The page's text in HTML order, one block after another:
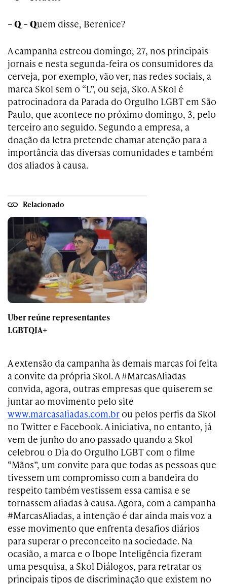
–Q –Quem disse, Berenice?
A campanha estreou domingo, 27, nos principais
jornais e nesta segunda-feira os consumidores da
cerveja, por exemplo, vão ver, nas redes sociais, a
marca Skol sem o “L”, ou seja, Sko. A Skol é
patrocinadora da Parada do Orgulho LGBT em São
Paulo, que acontece no próximo domingo, 3, pelo
terceiro ano seguido. Segundo a empresa, a
doação da letra pretende chamar atenção para a
importância das diversas comunidades e também
dos aliados à causa.
Relacionado
Uber reúne representantes
LGBTQIA+
A extensão da campanha às demais marcas foi feita
a convite da própria Skol. A #MarcasAliadas
convida, agora, outras empresas que quiserem se
juntar ao movimento pelo site
www.marcasaliadas.com.br ou pelos perfis da Skol
no Twitter e Facebook. A iniciativa, no entanto, já
vem de junho do ano passado quando a Skol
celebrou o Dia do Orgulho LGBT com o filme
“Mãos”, um convite para que todas as pessoas que
tivessem um compromisso com a bandeira do
respeito também vestissem essa camisa e se
tornassem aliadas à causa. Agora, com a campanha
#MarcasAliadas, a intenção é dar ainda mais voz a
esse movimento que enfrenta desafios diários
para superar o preconceito na sociedade. Na
ocasião, a marca e o Ibope Inteligência fizeram
uma pesquisa, a Skol Diálogos, para retratar os
principais tipos de discriminação que existem no